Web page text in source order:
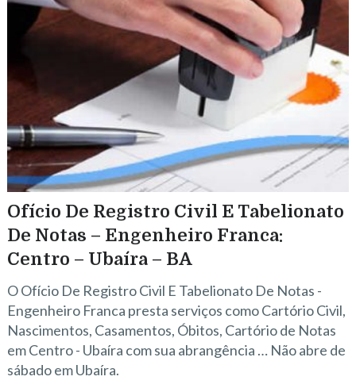
Ofício De Registro Civil E Tabelionato
De Notas – Engenheiro Franca:
Centro – Ubaíra – BA
O Ofício De Registro Civil E Tabelionato De Notas -
Engenheiro Franca presta serviços como Cartório Civil,
Nascimentos, Casamentos, Óbitos, Cartório de Notas
em Centro - Ubaíra com sua abrangência … Não abre de
sábado em Ubaíra.